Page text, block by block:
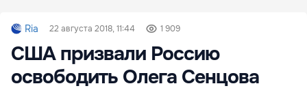
Ria 22 августа 2018, 11:44 1 909
США призвали Россию
освободить Олега Сенцова